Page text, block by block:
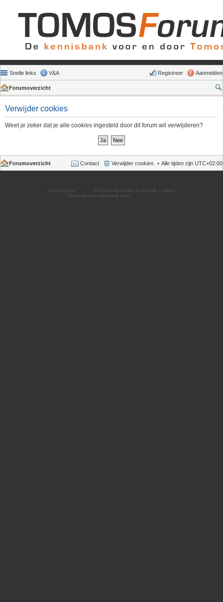
Snelle links V&A Aanmelden
Registreer
Forumoverzicht
Verwijder cookies
Weet je zeker dat je alle cookies ingesteld door dit forum wil verwijderen?
Forumoverzicht Alle tijden zijn UTC+02:00
Verwijder cookies
Contact
Powered by
® Forum Software © phpBB Limited
Nederlandse vertaling door